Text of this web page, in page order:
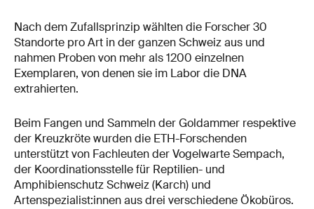
Nach dem Zufallsprinzip wählten die Forscher 30
Standorte pro Art in der ganzen Schweiz aus und
nahmen Proben von mehr als 1200 einzelnen
Exemplaren, von denen sie im Labor die DNA
extrahierten.
Beim Fangen und Sammeln der Goldammer respektive
der Kreuzkröte wurden die ETH-Forschenden
unterstützt von Fachleuten der Vogelwarte Sempach,
der Koordinationsstelle für Reptilien- und
Amphibienschutz Schweiz (Karch) und
Artenspezialist:innen aus drei verschiedene Ökobüros.